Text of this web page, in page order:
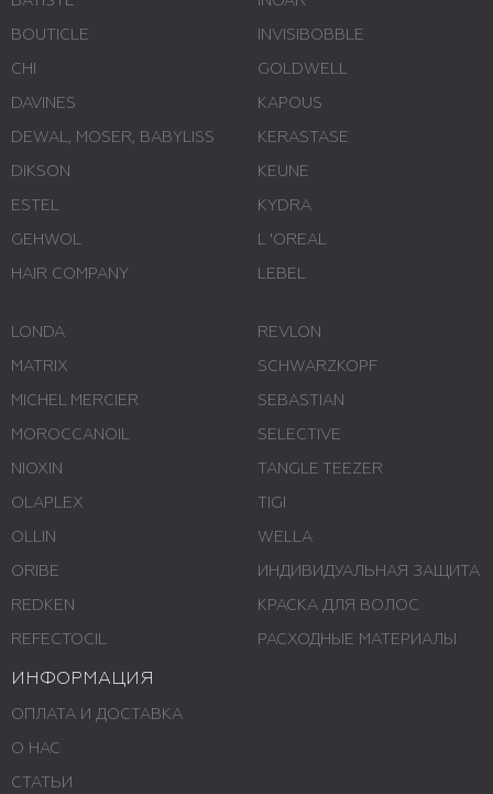
BOUTICLE
CHI
DAVINES
DEWAL, MOSER, BABYLISS
DIKSON
ESTEL
GEHWOL
HAIR COMPANY
INVISIBOBBLE
GOLDWELL
KAPOUS
KERASTASE
KEUNE
KYDRA
L 'ОREAL
LEBEL
LONDA
MATRIX
MICHEL MERCIER
MOROCCANOIL
NIOXIN
OLAPLEX
OLLIN
ORIBE
REDKEN
REFECTOCIL
REVLON
SCHWARZKOPF
SEBASTIAN
SELECTIVE
TANGLE TEEZER
TIGI
WELLA
ИНДИВИДУАЛЬНАЯ ЗАЩИТА
КРАСКА ДЛЯ ВОЛОС
РАСХОДНЫЕ МАТЕРИАЛЫ
ИНФОРМАЦИЯ
ОПЛАТА И ДОСТАВКА
О НАС
СТАТЬИ